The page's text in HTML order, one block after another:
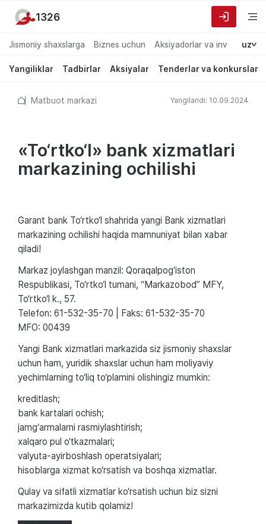
Jismoniy shaxslarga Biznes uchun Aksiyadorlar va investorlarga
uz
Yangiliklar Tadbirlar Aksiyalar Tenderlar va konkurslar
1326
Matbuot markazi Yangilandi: 10.09.2024
«To‘rtko‘l» bank xizmatlari
markazining ochilishi
Garant bank To‘rtko‘l shahrida yangi Bank xizmatlari
markazining ochilishi haqida mamnuniyat bilan xabar
qiladi!
Markaz joylashgan manzil: Qoraqalpog‘iston
Respublikasi, To‘rtko‘l tumani, “Markazobod” MFY,
To‘rtko‘l k., 57.
Telefon: 61-532-35-70 | Faks: 61-532-35-70
MFO: 00439
Yangi Bank xizmatlari markazida siz jismoniy shaxslar
uchun ham, yuridik shaxslar uchun ham moliyaviy
yechimlarning to‘liq to‘plamini olishingiz mumkin:
kreditlash;
bank kartalari ochish;
jamg‘armalarni rasmiylashtirish;
xalqaro pul o‘tkazmalari;
valyuta-ayirboshlash operatsiyalari;
hisoblarga xizmat ko‘rsatish va boshqa xizmatlar.
Qulay va sifatli xizmatlar ko‘rsatish uchun biz sizni
markazimizda kutib qolamiz!